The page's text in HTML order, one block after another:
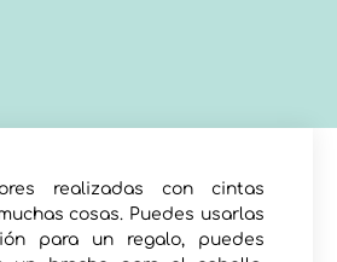
realizadas con cintas
cosas. Puedes usarlas
para un regalo, puedes